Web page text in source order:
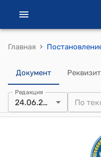
Главная ›
Документ
Редакция
24.06.2023